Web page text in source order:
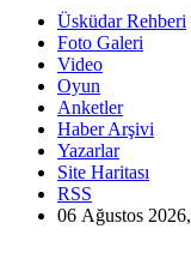
Üsküdar Rehberi
Foto Galeri
Video
Oyun
Anketler
Haber Arşivi
Yazarlar
Site Haritası
RSS
06 Ağustos